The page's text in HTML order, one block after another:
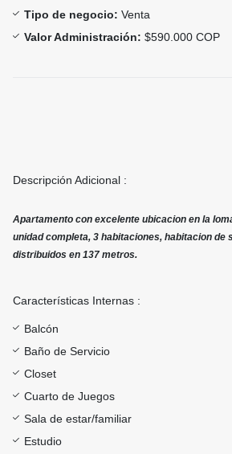
Tipo de negocio: Venta
Valor Administración: $590.000 COP
Descripción Adicional :
Apartamento con excelente ubicacion en la
unidad completa, 3 habitaciones, habitacion de
distribuidos en 137 metros.
Características Internas :
Balcón
Baño de Servicio
Closet
Cuarto de Juegos
Sala de estar/familiar
Estudio